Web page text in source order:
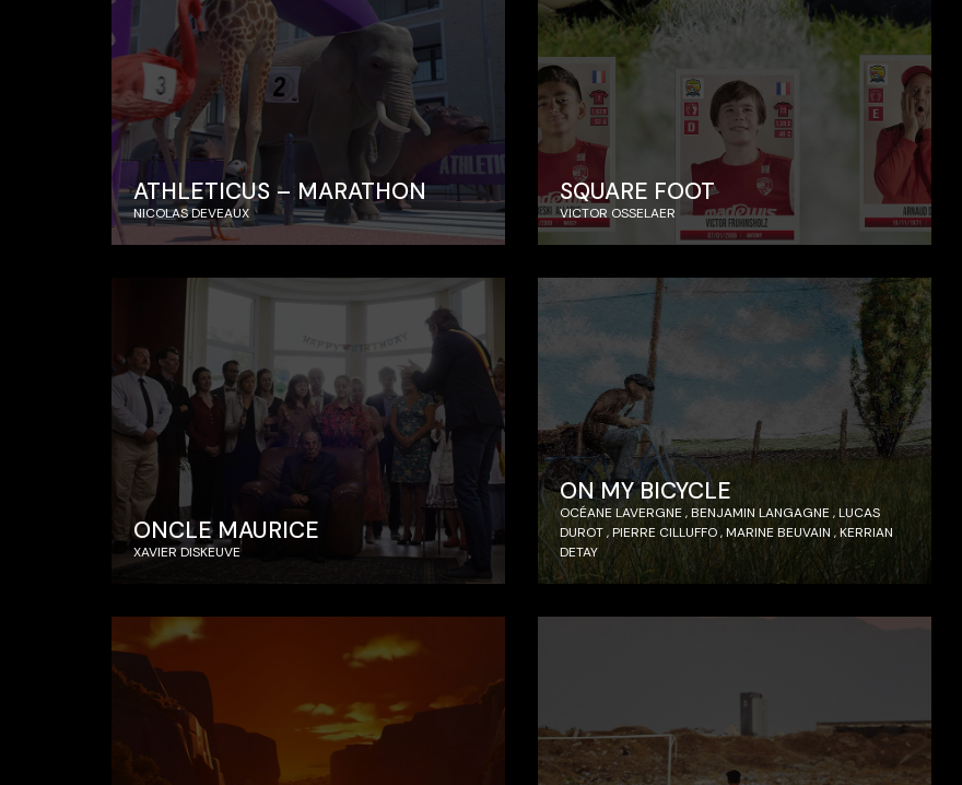
ATHLETICUS – MARATHON
NICOLAS DEVEAUX
SQUARE FOOT
VICTOR OSSELAER
ONCLE MAURICE
XAVIER DISKEUVE
ON MY BICYCLE
OCÉANE LAVERGNE , BENJAMIN LANGAGNE , LUCAS
DUROT , PIERRE CILLUFFO , MARINE BEUVAIN , KERRIAN
DETAY